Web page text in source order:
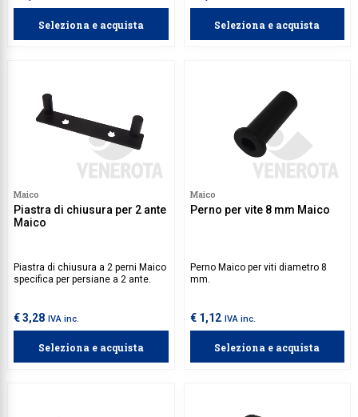
Seleziona e acquista Seleziona e acquista
Maico
Piastra di chiusura per 2 ante
Maico
Piastra di chiusura a 2 perni Maico
specifica per persiane a 2 ante.
€ 3,28 IVA inc.
Seleziona e acquista
Maico
Perno per vite 8 mm Maico
Perno Maico per viti diametro 8
mm.
€ 1,12 IVA inc.
Seleziona e acquista